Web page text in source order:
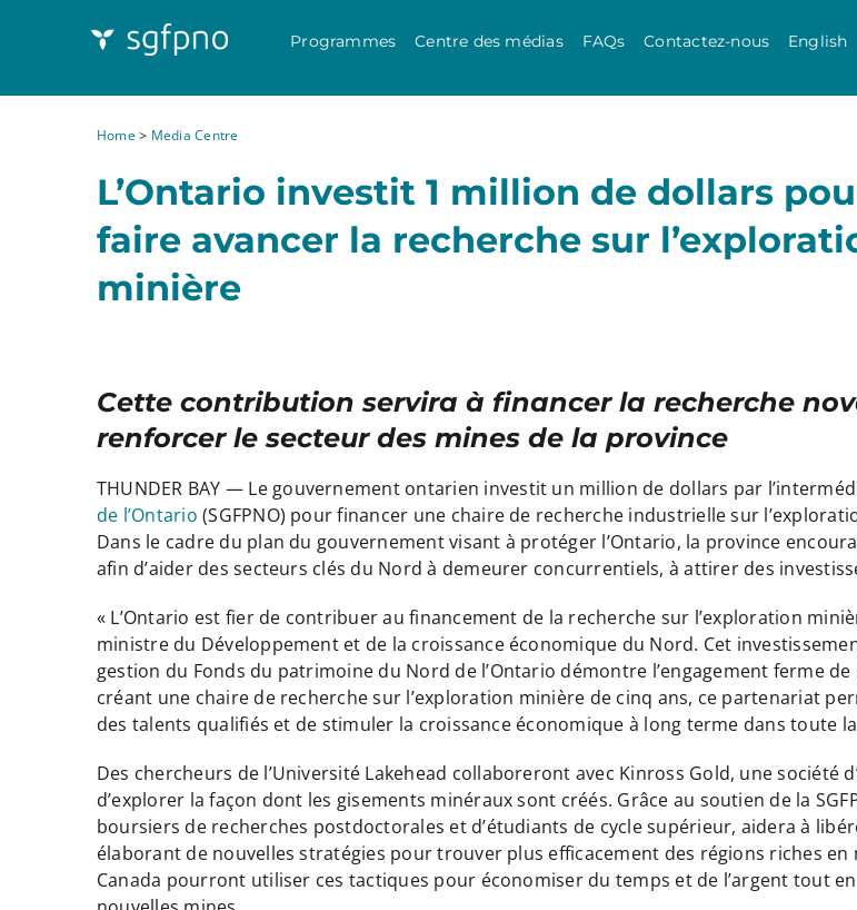
Programmes Centre des médias FAQs Contactez-nous English
Home> Media Centre
L’Ontario investit 1 million de dollars
faire avancer la recherche sur
minière
Cette contribution servira à financer la recherche
renforcer le secteur des mines de la province
THUNDER BAY — Le gouvernement ontarien investit un million de dollars par
de l’Ontario (SGFPNO) pour financer une chaire de recherche industrielle sur
Dans le cadre du plan du gouvernement visant à protéger l’Ontario, la province
afin d’aider des secteurs clés du Nord à demeurer concurrentiels, à attirer des
« L’Ontario est fier de contribuer au financement de la recherche sur l’exploration
ministre du Développement et de la croissance économique du Nord. Cet
gestion du Fonds du patrimoine du Nord de l’Ontario démontre l’engagement ferme
créant une chaire de recherche sur l’exploration minière de cinq ans, ce partenariat
des talents qualifiés et de stimuler la croissance économique à long terme dans toute
Des chercheurs de l’Université Lakehead collaboreront avec Kinross Gold, une société
d’explorer la façon dont les gisements minéraux sont créés. Grâce au soutien de la
boursiers de recherches postdoctorales et d’étudiants de cycle supérieur, aidera à
élaborant de nouvelles stratégies pour trouver plus efficacement des régions riches
Canada pourront utiliser ces tactiques pour économiser du temps et de l’argent tout